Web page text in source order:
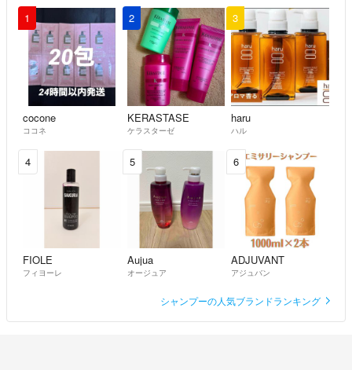
1
cocone
ココネ
2
KERASTASE
ケラスターゼ
3
haru
ハル
4
FIOLE
フィヨーレ
5
Aujua
オージュア
6
ADJUVANT
アジュバン
シャンプーの人気ブランドランキング